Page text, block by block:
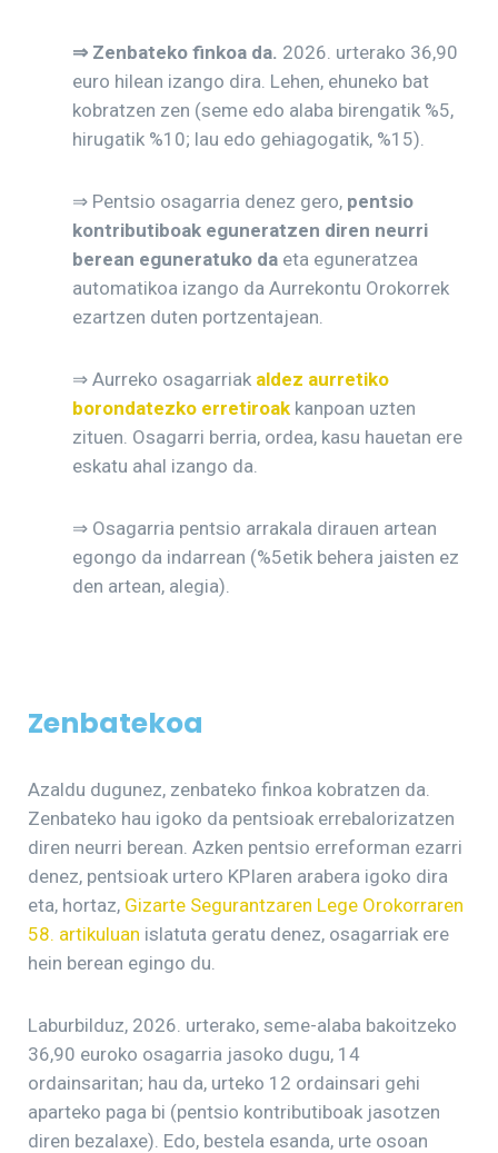
⇒ Zenbateko finkoa da. 2026. urterako 36,90
euro hilean izango dira. Lehen, ehuneko bat
kobratzen zen (seme edo alaba birengatik %5,
hirugatik %10; lau edo gehiagogatik, %15).
⇒ Pentsio osagarria denez gero, pentsio
kontributiboak eguneratzen diren neurri
berean eguneratuko da eta eguneratzea
automatikoa izango da Aurrekontu Orokorrek
ezartzen duten portzentajean.
⇒ Aurreko osagarriak aldez aurretiko
borondatezko erretiroak kanpoan uzten
zituen. Osagarri berria, ordea, kasu hauetan ere
eskatu ahal izango da.
⇒ Osagarria pentsio arrakala dirauen artean
egongo da indarrean (%5etik behera jaisten ez
den artean, alegia).
Zenbatekoa
Azaldu dugunez, zenbateko finkoa kobratzen da.
Zenbateko hau igoko da pentsioak errebalorizatzen
diren neurri berean. Azken pentsio erreforman ezarri
denez, pentsioak urtero KPIaren arabera igoko dira
eta, hortaz, Gizarte Segurantzaren Lege Orokorraren
58. artikuluan islatuta geratu denez, osagarriak ere
hein berean egingo du.
Laburbilduz, 2026. urterako, seme-alaba bakoitzeko
36,90 euroko osagarria jasoko dugu, 14
ordainsaritan; hau da, urteko 12 ordainsari gehi
aparteko paga bi (pentsio kontributiboak jasotzen
diren bezalaxe). Edo, bestela esanda, urte osoan